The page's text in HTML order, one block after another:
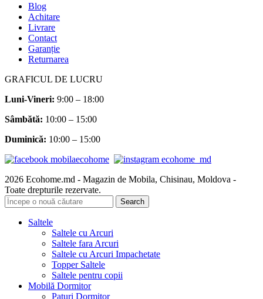
Blog
Achitare
Livrare
Contact
Garanție
Returnarea
GRAFICUL DE LUCRU
Luni-Vineri: 9:00 – 18:00
Sâmbătă: 10:00 – 15:00
Duminică: 10:00 – 15:00
2026 Ecohome.md - Magazin de Mobila, Chisinau, Moldova -
Toate drepturile rezervate.
Search
Saltele
Saltele cu Arcuri
Saltele fara Arcuri
Saltele cu Arcuri Impachetate
Topper Saltele
Saltele pentru copii
Mobilă Dormitor
Paturi Dormitor